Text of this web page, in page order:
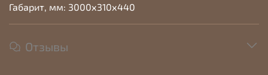
Габарит, мм: 3000х310х440
Отзывы